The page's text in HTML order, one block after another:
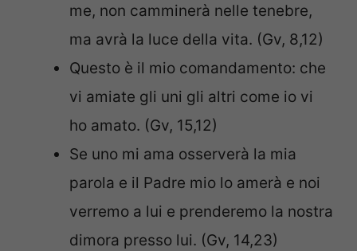
me, non camminerà nelle tenebre,
ma avrà la luce della vita. (Gv, 8,12)
Questo è il mio comandamento: che
vi amiate gli uni gli altri come io vi
ho amato. (Gv, 15,12)
Se uno mi ama osserverà la mia
parola e il Padre mio lo amerà e noi
verremo a lui e prenderemo la nostra
dimora presso lui. (Gv, 14,23)